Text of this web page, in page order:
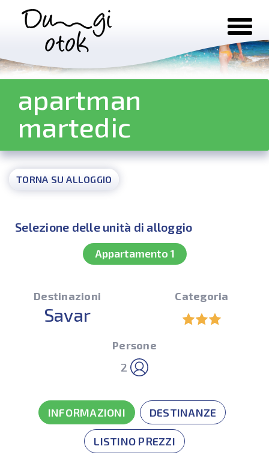
Salta al contenuto
apartman
martedic
TORNA SU ALLOGGIO
Selezione delle unità di alloggio
Appartamento 1
Destinazioni
Savar
Categoria
Persone
2
INFORMAZIONI DESTINANZE
LISTINO PREZZI